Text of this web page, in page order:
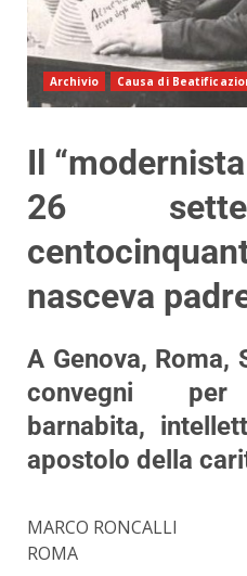
Archivio Causa di
Il
26
nasceva
A Genova, Roma,
convegni
barnabita,
apostolo della
MARCO RONCALLI
ROMA